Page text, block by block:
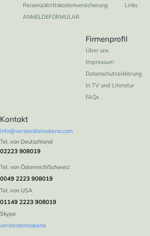
Reiserücktrittskostenversicherung
ANMELDEFORMULAR
Links
Firmenprofil
Über uns
Impressum
Datenschutzerklärung
In TV und Literatur
FAQs
Kontakt
info@verstecktetoskana.com
Tel. von Deutschland
02223 908019
Tel. von Österreich/Schweiz
0049 2223 908019
Tel. von USA
01149 2223 908019
Skype
verstecktetoskana